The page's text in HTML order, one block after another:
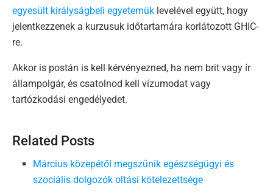
egyesült királyságbeli egyetemük levelével együtt, hogy
jelentkezzenek a kurzusuk időtartamára korlátozott GHIC-
re.
Akkor is postán is kell kérvényezned, ha nem brit vagy ír
állampolgár, és csatolnod kell vízumodat vagy
tartózkodási engedélyedet.
Related Posts
Március közepétől megszűnik egészségügyi és
szociális dolgozók oltási kötelezettsége